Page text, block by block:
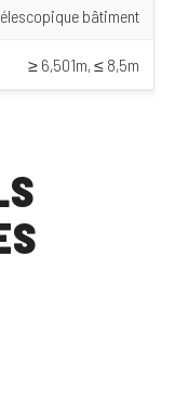
bâtiment
≥ 6,501m, ≤ 8,5m